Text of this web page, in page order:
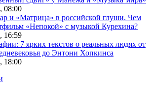
08:00
и «Матрица» в российской глуши. Чем
«Непокой» с музыкой Курехина?
16:59
7 ярких текстов о реальных людях от
до Энтони Хопкинса
18:00